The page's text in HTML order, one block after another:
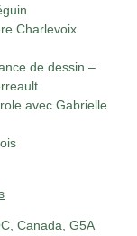
Charlevoix
de dessin –
avec Gabrielle
Canada, G5A